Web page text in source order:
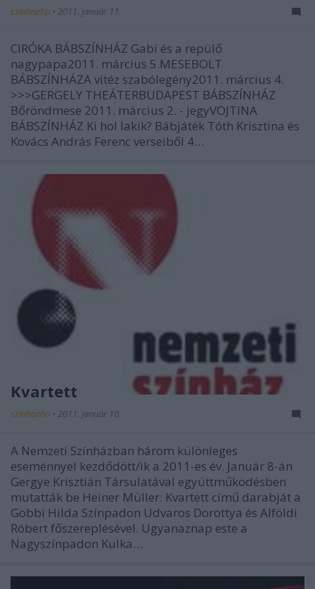
szinhazhu • 2011. január 11.
CIRÓKA BÁBSZÍNHÁZ Gabi és a repülő
nagypapa2011. március 5.MESEBOLT
BÁBSZÍNHÁZA vitéz szabólegény2011. március 4.
>>>GERGELY THEÁTERBUDAPEST BÁBSZÍNHÁZ
Bőröndmese 2011. március 2. - jegyVOJTINA
BÁBSZÍNHÁZ Ki hol lakik? Bábjáték Tóth Krisztina és
Kovács András Ferenc verseiből 4…
Kvartett
szinhazhu • 2011. január 10.
A Nemzeti Színházban három különleges
eseménnyel kezdődött/ik a 2011-es év. Január 8-án
Gergye Krisztián Társulatával együttműködésben
mutatták be Heiner Müller: Kvartett című darabját a
Gobbi Hilda Színpadon Udvaros Dorottya és Alföldi
Róbert főszereplésével. Ugyanaznap este a
Nagyszínpadon Kulka…